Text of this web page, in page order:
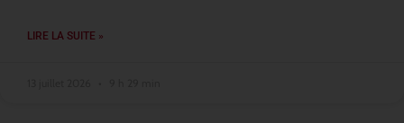
LIRE LA SUITE »